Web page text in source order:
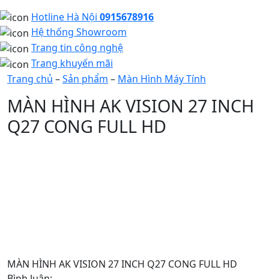
Hotline Hà Nội 0915678916
Hệ thống Showroom
Trang tin công nghệ
Trang khuyến mãi
Trang chủ –Sản phẩm – Màn Hình Máy Tính
MÀN HÌNH AK VISION 27 INCH
Q27 CONG FULL HD
MÀN HÌNH AK VISION 27 INCH Q27 CONG FULL HD